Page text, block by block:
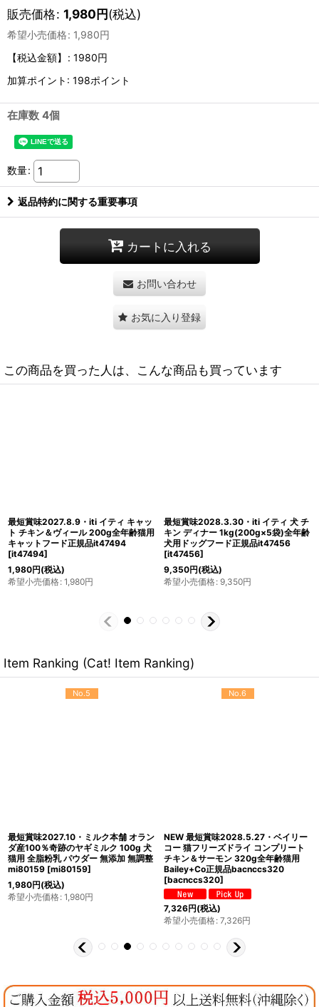
販売価格: 1,980円(税込)
希望小売価格: 1,980円
【税込金額】
: 1980円
加算ポイント: 198ポイント
在庫数 4個
数量:
返品特約に関する重要事項
カートに入れる
お問い合わせ
お気に入り登録
この商品を買った人は、こんな商品も買っています
最短賞味2028.3.30・iti イティ 犬 チ
キン ディナー 200g 全年齢対応ドッ
グフード 正規品it47920 [it47920
1,980円(税込)
希望小売価格:
最短賞味2028.7.10・iti イティキャッ
ト チキン＆サーモン ディナー
1kg(200g×5袋)全年齢猫用キャット
フード正規品it47432
9,350円(税込)
Item Ranking (Cat! Item Ranking)
No.5
最短賞味2027.10・ミルク本舗 オラン
ダ産100％奇跡のヤギミルク 100g 犬
猫用 全脂粉乳 パウダー 無添加 無調整
mi80159 [mi80159]
1,980円(税込)
希望小売価格: 1,980円
No.6
NEW 最短賞味2028.5.27・ベイリー
コー 猫フリーズドライ コンプリート
チキン＆サーモン 320g全年齢猫用
Bailey+Co正規品bacnccs320
[bacnccs320]
7,326円(税込)
希望小売価格: 7,326円